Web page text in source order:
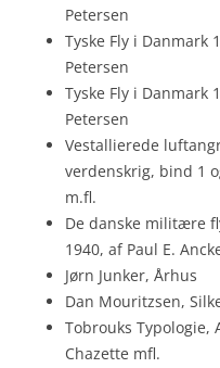
Petersen
Tyske Fly i Danmark
Petersen
Tyske Fly i Danmark
Petersen
Vestallierede
verdenskrig, bind 1
m.fl.
De danske militære
1940, af Paul E.
Jørn Junker, Århus
Dan Mouritzsen,
Tobrouks Typologie,
Chazette mfl.